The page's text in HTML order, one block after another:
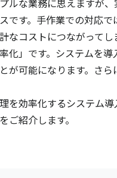
ルな業務に思えますが
です。手作業での対応
なコストにつながって
化」です。システムを
が可能になります。さ
を効率化するシステム
ご紹介します。